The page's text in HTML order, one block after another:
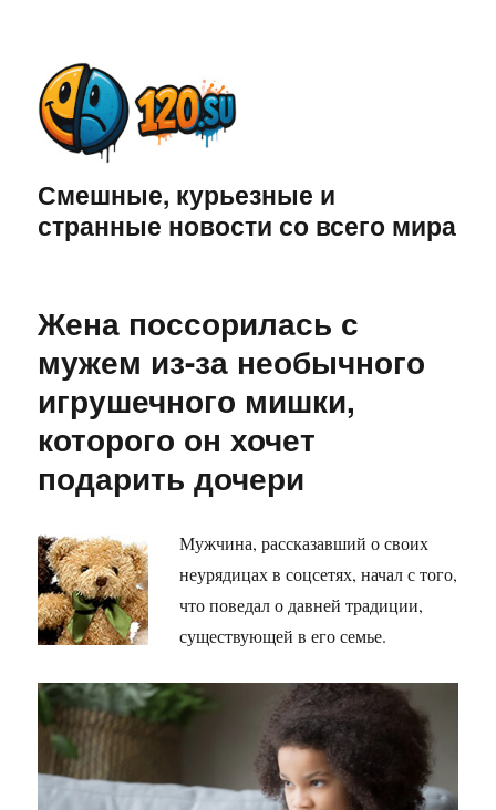
Смешные, курьезные и
странные новости со всего мира
Жена поссорилась с
мужем из-за необычного
игрушечного мишки,
которого он хочет
подарить дочери
Мужчина, рассказавший о своих
неурядицах в соцсетях, начал с того,
что поведал о давней традиции,
существующей в его семье.